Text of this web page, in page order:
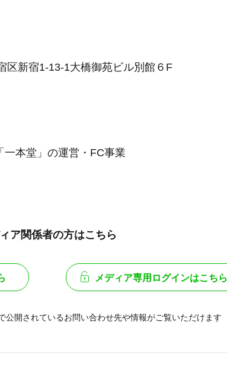
新宿1-13-1大橋御苑ビル別館６F
本堂」の運営・FC事業
ア関係者の方はこちら
メディア専用ログインはこちら
公開されているお問い合わせ先や情報がご覧いただけます